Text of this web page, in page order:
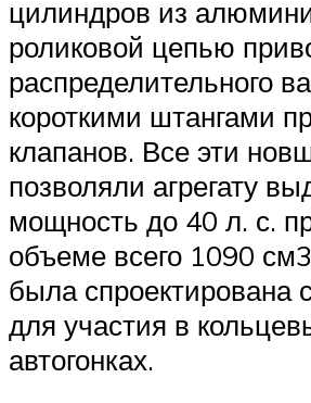
цилиндров из
роликовой цепью
распределительного
короткими штангами
клапанов. Все эти
позволяли агрегату
мощность до 40 л. с.
объеме всего 1090
была спроектирована
для участия в
автогонках.